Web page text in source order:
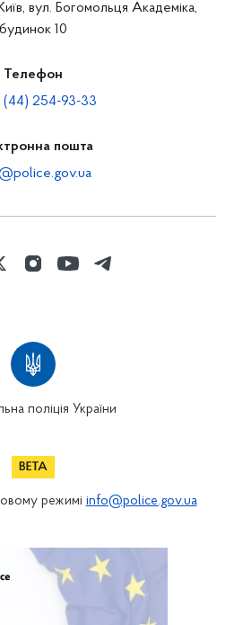
вул. Богомольця Академіка,
будинок 10
Телефон
(44) 254-93-33
пошта
поліція України
режимі info@police.gov.ua